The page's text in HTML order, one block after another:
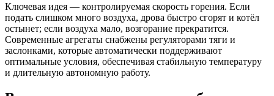
Ключевая идея — контролируемая скорость горения. Если
подать слишком много воздуха, дрова быстро сгорят и котёл
остынет; если воздуха мало, возгорание прекратится.
Современные агрегаты снабжены регуляторами тяги и
заслонками, которые автоматически поддерживают
оптимальные условия, обеспечивая стабильную температуру
и длительную автономную работу.